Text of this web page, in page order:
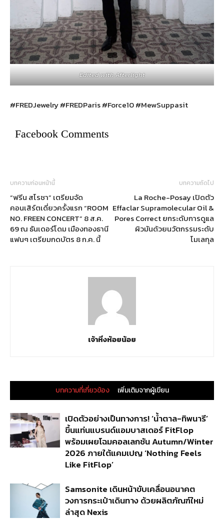
Edited with Afterlight
#FREDJewelry #FREDParis #Force10 #MewSuppasit
Facebook Comments
บทความก่อนหน้านี้
“ฟรีน สโรชา” เตรียมจัด
คอนเสิร์ตเดี่ยวครั้งแรก “ROOM
NO. FREEN CONCERT” 8 ส.ค.
69 ณ ธันเดอร์โดม เมืองทองธานี
แฟนๆ เตรียมกดบัตร 8 ก.ค. นี้
บทความถัดไป
La Roche-Posay เปิดตัว
Effaclar Supramolecular Oil &
Pores Correct ยกระดับการดูแล
ผิวมันด้วยนวัตกรรมระดับ
โมเลกุล
เจ้าหิ่งห้อยน้อย
บทความที่เกี่ยวข้อง เพิ่มเติมจากผู้เขียน
เปิดตัวอย่างเป็นทางการ! ‘น้ำตาล-ทิพนารี’
ขึ้นแท่นแบรนด์แอมบาสเดอร์ FitFlop
พร้อมเผยโฉมคอลเลกชัน Autumn/Winter
2026 ภายใต้แคมเปญ ‘Nothing Feels
Like FitFlop’
Samsonite เดินหน้าขับเคลื่อนอนาคต
วงการกระเป๋าเดินทาง ด้วยผลิตภัณฑ์ใหม่
ล่าสุด Nexis